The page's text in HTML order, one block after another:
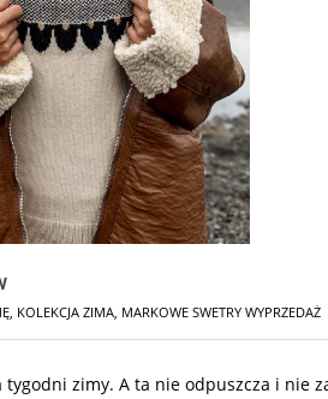
, KOLEKCJA ZIMA, MARKOWE SWETRY WYPRZEDAŻ
zimy. A ta nie odpuszcza i nie